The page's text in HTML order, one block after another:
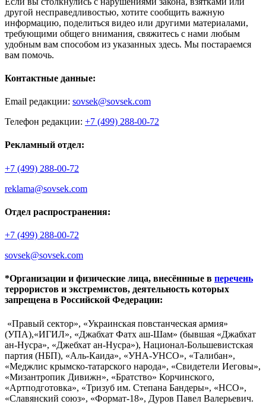
другой несправедливостью, хотите сообщить важную
информацию, поделиться видео или другими материалами,
требующими общего внимания, свяжитесь с нами любым
удобным вам способом из указанных здесь. Мы постараемся
вам помочь.
Контактные данные:
Email редакции: sovsek@sovsek.com
Телефон редакции: +7 (499) 288-00-72
Рекламный отдел:
+7 (499) 288-00-72
reklama@sovsek.com
Отдел распространения:
+7 (499) 288-00-72
sovsek@sovsek.com
*Организации и физические лица, внесённные в перечень
террористов и экстремистов, деятельность которых
запрещена в Российской Федерации:
«Правый сектор», «Украинская повстанческая армия»
(УПА),«ИГИЛ», «Джабхат Фатх аш-Шам» (бывшая «Джабхат
ан-Нусра», «Джебхат ан-Нусра»), Национал-Большевистская
партия (НБП), «Аль-Каида», «УНА-УНСО», «Талибан»,
«Меджлис крымско-татарского народа», «Свидетели Иеговы»,
«Мизантропик Дивижн», «Братство» Корчинского,
«Артподготовка», «Тризуб им. Степана Бандеры», «НСО»,
«Славянский союз», «Формат-18», Дуров Павел Валерьевич.